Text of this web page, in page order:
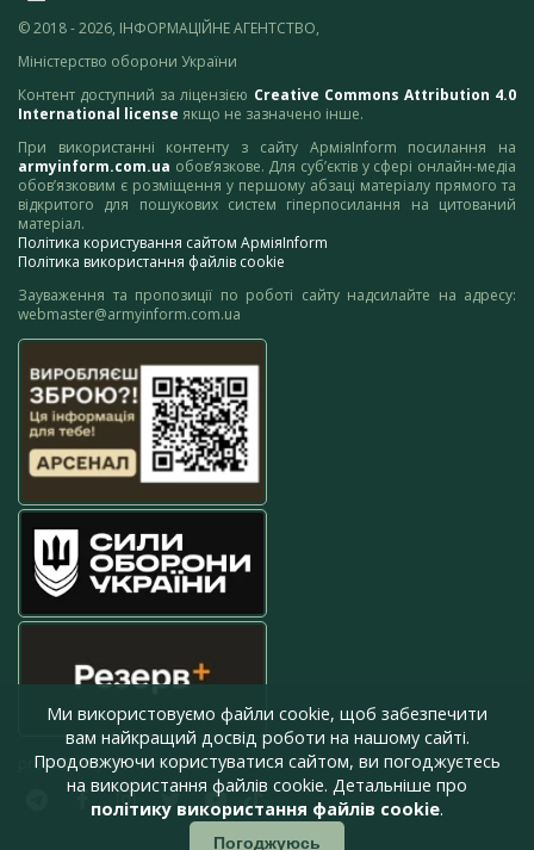
© 2018 - 2026, ІНФОРМАЦІЙНЕ АГЕНТСТВО,
Міністерство оборони України
Контент доступний за ліцензією Creative Commons Attribution 4.0
International license якщо не зазначено інше.
При використанні контенту з сайту АрміяInform посилання на
armyinform.com.ua обов’язкове. Для суб’єктів у сфері онлайн-медіа
обов’язковим є розміщення у першому абзаці матеріалу прямого та
відкритого для пошукових систем гіперпосилання на цитований
матеріал.
Політика користування сайтом АрміяInform
Політика використання файлів cookie
Зауваження та пропозиції по роботі сайту надсилайте на адресу:
webmaster@armyinform.com.ua
press@armyinform.com.ua
Ми використовуємо файли cookie, щоб забезпечити
вам найкращий досвід роботи на нашому сайті.
Продовжуючи користуватися сайтом, ви погоджуєтесь
на використання файлів cookie. Детальніше про
політику використання файлів cookie.
Погоджуюсь